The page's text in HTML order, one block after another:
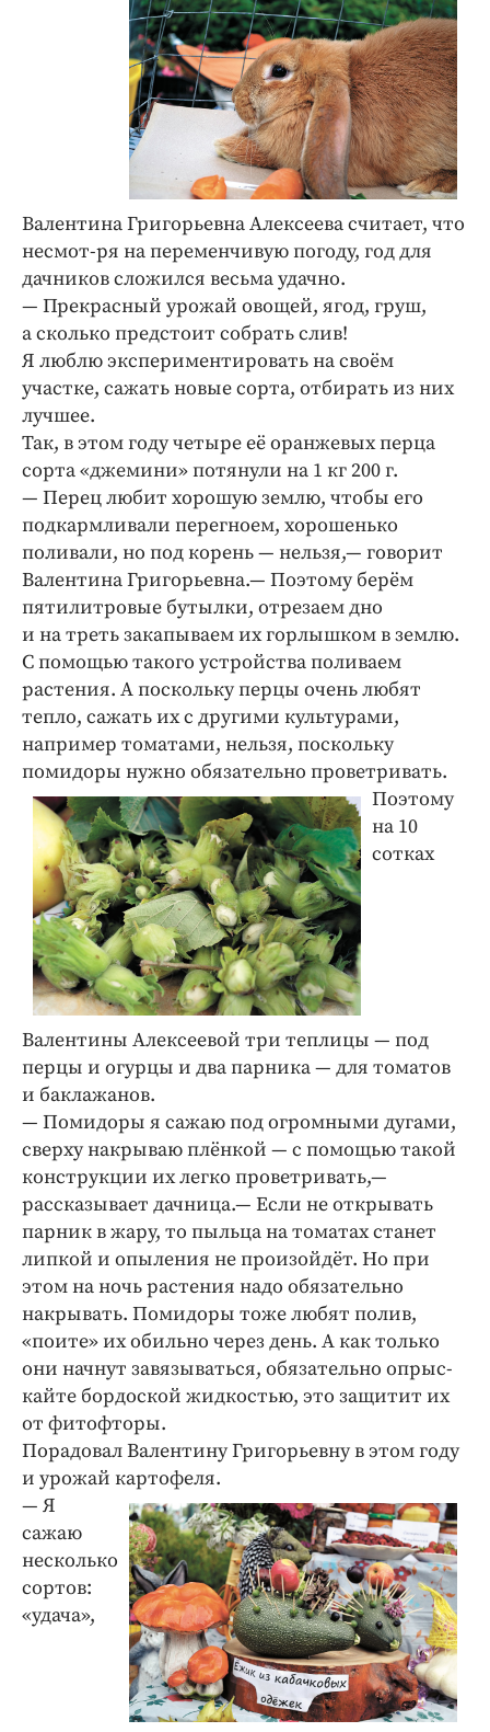
Валентина Григорьевна Алексеева считает, что
несмот-ря на переменчивую погоду, год для
дачников сложился весьма удачно.
— Прекрасный урожай овощей, ягод, груш,
а сколько предстоит собрать слив!
Я люблю экспериментировать на своём
участке, сажать новые сорта, отбирать из них
лучшее.
Так, в этом году четыре её оранжевых перца
сорта «джемини» потянули на 1 кг 200 г.
— Перец любит хорошую землю, чтобы его
подкармливали перегноем, хорошенько
поливали, но под корень — нельзя,— говорит
Валентина Григорьевна.— Поэтому берём
пятилитровые бутылки, отрезаем дно
и на треть закапываем их горлышком в землю.
С помощью такого устройства поливаем
растения. А поскольку перцы очень любят
тепло, сажать их с другими культурами,
например томатами, нельзя, поскольку
помидоры нужно обязательно проветривать.
Поэтому
на 10
сотках
Валентины Алексеевой три теплицы — под
перцы и огурцы и два парника — для томатов
и баклажанов.
— Помидоры я сажаю под огромными дугами,
сверху накрываю плёнкой — с помощью такой
конструкции их легко проветривать,—
рассказывает дачница.— Если не открывать
парник в жару, то пыльца на томатах станет
липкой и опыления не произойдёт. Но при
этом на ночь растения надо обязательно
накрывать. Помидоры тоже любят полив,
«поите» их обильно через день. А как только
они начнут завязываться, обязательно опрыс-
кайте бордоской жидкостью, это защитит их
от фитофторы.
Порадовал Валентину Григорьевну в этом году
и урожай картофеля.
— Я
сажаю
несколько
сортов:
«удача»,